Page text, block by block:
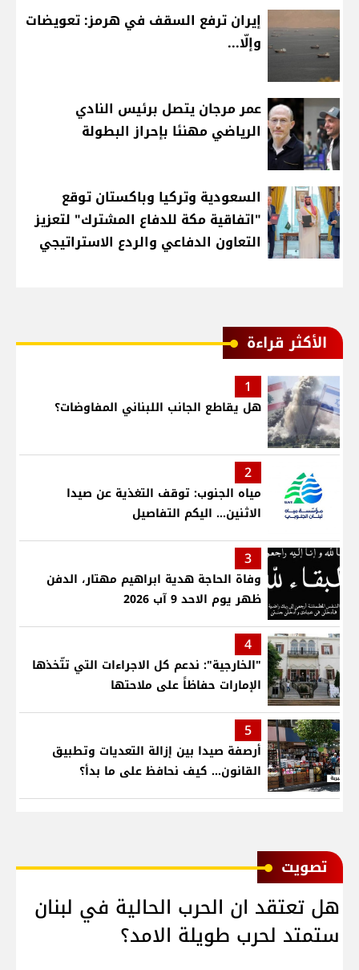
إيران ترفع السقف في هرمز: تعويضات
وإلّا...
عمر مرجان يتصل برئيس النادي
الرياضي مهنئا بإحراز البطولة
السعودية وتركيا وباكستان توقع
"اتفاقية مكة للدفاع المشترك" لتعزيز
التعاون الدفاعي والردع الاستراتيجي
الأكثر قراءة
1
هل يقاطع الجانب اللبناني المفاوضات؟
2
مياه الجنوب: توقف التغذية عن صيدا
الاثنين... اليكم التفاصيل
3
وفاة الحاجة هدية ابراهيم مهتار، الدفن
ظهر يوم الاحد 9 آب 2026
4
"الخارجية": ندعم كل الاجراءات التي تتّخذها
الإمارات حفاظاً على ملاحتها
5
أرصفة صيدا بين إزالة التعديات وتطبيق
القانون... كيف نحافظ على ما بدأ؟
ﺗﺼﻮﻳﺖ
هل تعتقد ان الحرب الحالية في لبنان
ستمتد لحرب طويلة الامد؟